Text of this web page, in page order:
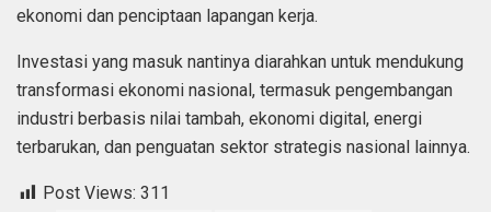
ekonomi dan penciptaan lapangan kerja.
Investasi yang masuk nantinya diarahkan untuk mendukung
transformasi ekonomi nasional, termasuk pengembangan
industri berbasis nilai tambah, ekonomi digital, energi
terbarukan, dan penguatan sektor strategis nasional lainnya.
Post Views: 311